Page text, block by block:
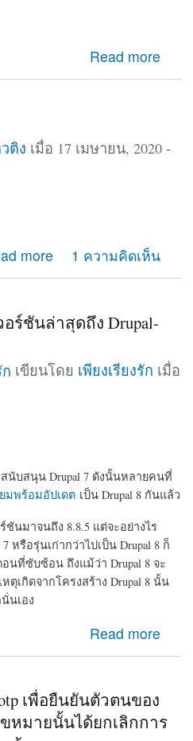
Read more
ติง เมื่อ 17 เมษายน, 2020 -
more
1 ความคิดเห็น
ร์ชันล่าสุดถึง Drupal-
เขียนโดย เพียงเรียงรัก เมื่อ
นับสนุน Drupal 7 ดังนั้นหลายคนที่
มพร้อมอัปเดต เป็น Drupal 8 กันแล้ว
นมาจนถึง 8.8.5 แต่จะอย่างไร
หรือรุ่นเก่ากว่าไปเป็น Drupal 8 ก็
นที่ซับซ้อน ถึงแม้ว่า Drupal 8 จะ
เกิดจากโครงสร้าง Drupal 8 นั้น
นเอง
Read more
เวอร์ชันล่าสุดถึง Drupal-8.8.5
แล้ว
เพื่อยืนยันตัวตนของ
หมายนั้นได้ยกเลิกการ